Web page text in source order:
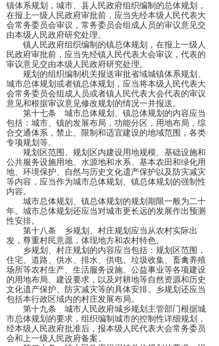
镇体系规划，城市、县人民政府组织编制的总体规划，
在报上一级人民政府审批前，应当先经本级人民代表大
会常务委员会审议，常务委员会组成人员的审议意见交
由本级人民政府研究处理。
镇人民政府组织编制的镇总体规划，在报上一级人
民政府审批前，应当先经镇人民代表大会审议，代表的
审议意见交由本级人民政府研究处理。
规划的组织编制机关报送审批省域城镇体系规划、
城市总体规划或者镇总体规划，应当将本级人民代表大
会常务委员会组成人员或者镇人民代表大会代表的审议
意见和根据审议意见修改规划的情况一并报送。
第十七条 城市总体规划、镇总体规划的内容应当
包括：城市、镇的发展布局，功能分区，用地布局，综
合交通体系，禁止、限制和适宜建设的地域范围，各类
专项规划等。
规划区范围、规划区内建设用地规模、基础设施和
公共服务设施用地、水源地和水系、基本农田和绿化用
地、环境保护、自然与历史文化遗产保护以及防灾减灾
等内容，应当作为城市总体规划、镇总体规划的强制性
内容。
城市总体规划、镇总体规划的规划期限一般为二十
年。城市总体规划还应当对城市更长远的发展作出预测
性安排。
第十八条 乡规划、村庄规划应当从农村实际出
发，尊重村民意愿，体现地方和农村特色。
乡规划、村庄规划的内容应当包括：规划区范围，
住宅、道路、供水、排水、供电、垃圾收集、畜禽养殖
场所等农村生产、生活服务设施、公益事业等各项建设
的用地布局、建设要求，以及对耕地等自然资源和历史
文化遗产保护、防灾减灾等的具体安排。乡规划还应当
包括本行政区域内的村庄发展布局。
第十九条 城市人民政府城乡规划主管部门根据城
市总体规划的要求，组织编制城市的控制性详细规划，
经本级人民政府批准后，报本级人民代表大会常务委员
会和上一级人民政府备案。